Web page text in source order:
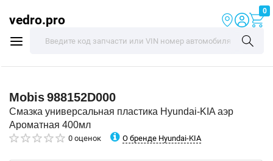
vedro.pro
0
Mobis988152D000
Смазка универсальная пластика Hyundai-KIA аэр
Ароматная 400мл
0 оценок О бренде Hyundai-KIA